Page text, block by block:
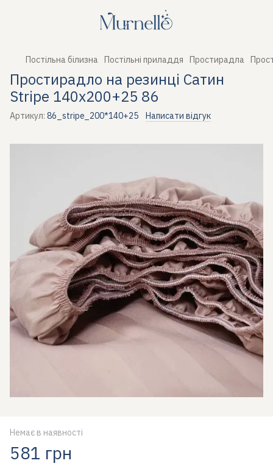
Постільна білизна Постільні приладдя Простирадла
Простирадло на резинці Сатин
Stripe 140х200+25 86
Артикул: 86_stripe_200*140+25 Написати відгук
Немає в наявності
581 грн